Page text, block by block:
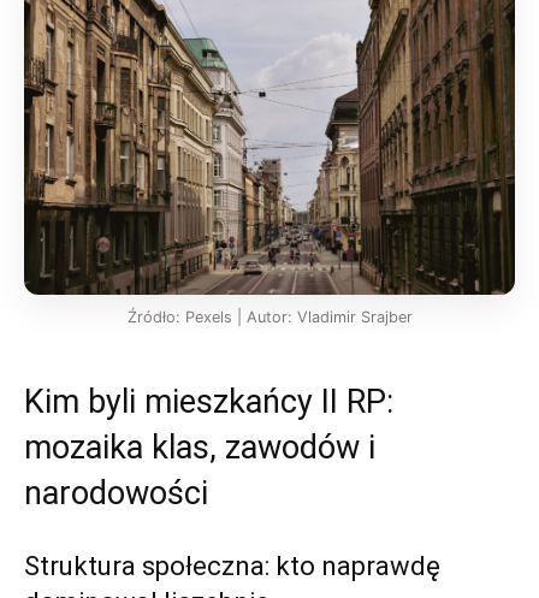
Źródło: Pexels | Autor: Vladimir Srajber
Kim byli mieszkańcy II RP:
mozaika klas, zawodów i
narodowości
Struktura społeczna: kto naprawdę